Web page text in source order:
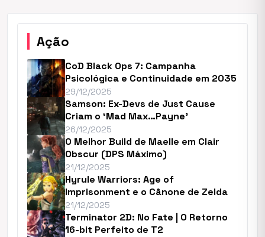
Ação
CoD Black Ops 7: Campanha
Psicológica e Continuidade em 2035
29/12/2025
Samson: Ex-Devs de Just Cause
Criam o ‘Mad Max…Payne’
26/12/2025
O Melhor Build de Maelle em Clair
Obscur (DPS Máximo)
21/12/2025
Hyrule Warriors: Age of
Imprisonment e o Cânone de Zelda
21/12/2025
Terminator 2D: No Fate | O Retorno
16-bit Perfeito de T2